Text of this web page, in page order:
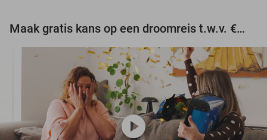
Maak gratis kans op een droomreis t.w.v. €3.000!
play_circle